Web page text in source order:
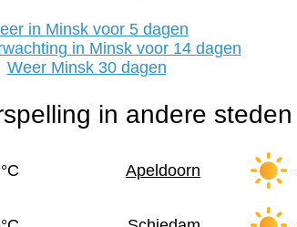
in Minsk voor 5 dagen
in Minsk voor 14 dagen
Weer Minsk 30 dagen
in andere steden
Apeldoorn